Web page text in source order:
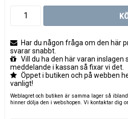
Har du någon fråga om den här
svarar snabbt.
Vill du ha den här varan
meddelande i kassan så fixar vi det.
Öppet i butiken och på webben
vanligt!
Weblagret och butiken är samma lager så
hinner dölja den i webshopen. Vi kontaktar dig